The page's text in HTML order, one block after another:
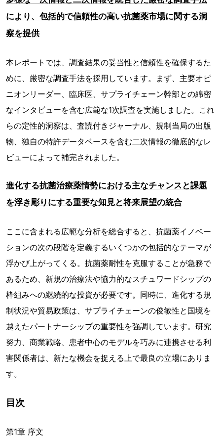
により、包括的で信頼性の高い抗菌薬市場に関する洞
察を提供
本レポートでは、調査結果の妥当性と信頼性を確保するた
めに、厳密な調査手法を採用しています。まず、主要オピ
ニオンリーダー、臨床医、サプライチェーン幹部との綿密
なインタビューを含む広範な1次調査を実施しました。これ
らの定性的洞察は、査読付きジャーナル、規制当局の出版
物、独自の特許データベースを含む二次情報の徹底的なレ
ビューによって補完されました。
進化する抗菌治療薬情勢における主なチャンスと課題
を浮き彫りにする重要な知見と将来展望の統合
ここに含まれる広範な分析を総合すると、抗菌薬イノベー
ションの次の段階を定義するいくつかの包括的なテーマが
浮かび上がってくる。抗菌薬耐性を克服することが急務で
あるため、新規の治療法や協力的なスチュワードシップの
枠組みへの継続的な投資が必要です。同時に、進化する規
制状況や貿易政策は、サプライチェーンの俊敏性と国境を
越えたパートナーシップの重要性を強調しています。研究
努力、商業戦略、患者中心のモデルを巧みに連携させる利
害関係者は、新たな機会を捉える上で最良の立場にありま
す。
目次
第1章 序文